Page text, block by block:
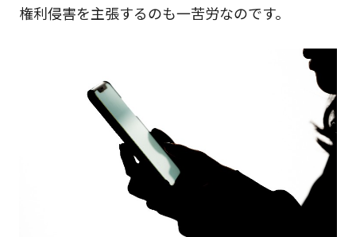
権利侵害を主張するのも一苦労なのです。